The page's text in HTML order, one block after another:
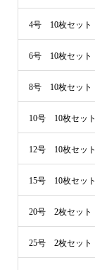
4号 10枚セット
6号 10枚セット
8号 10枚セット
10号 10枚セット
12号 10枚セット
15号 10枚セット
20号 2枚セット
25号 2枚セット